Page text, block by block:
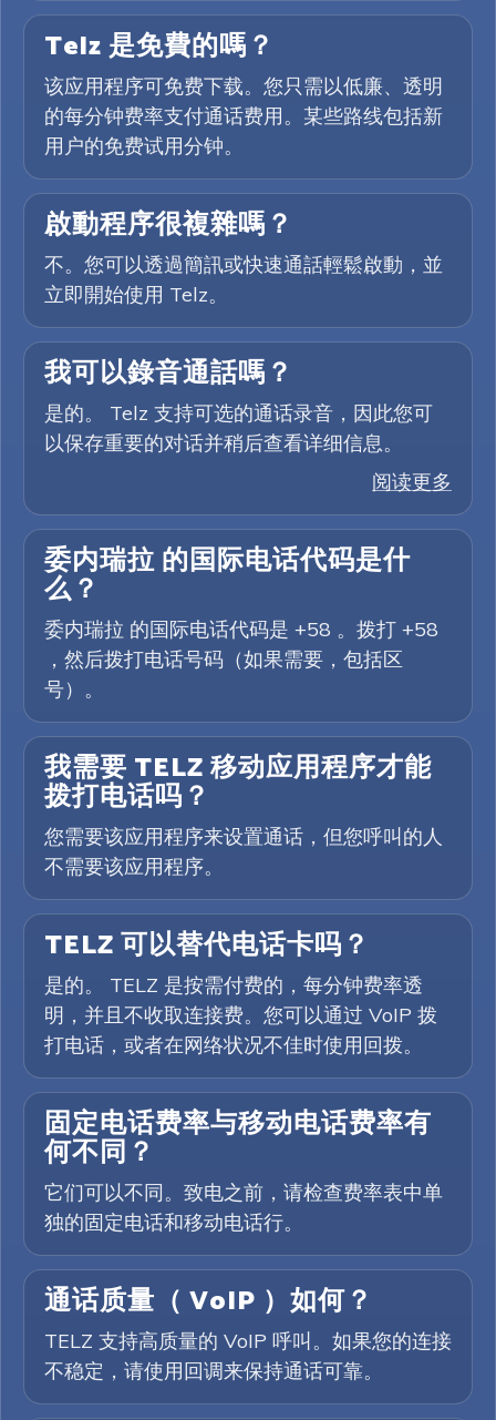
Telz 是免費的嗎？
该应用程序可免费下载。您只需以低廉、透明
的每分钟费率支付通话费用。某些路线包括新
用户的免费试用分钟。
啟動程序很複雜嗎？
不。您可以透過簡訊或快速通話輕鬆啟動，並
立即開始使用 Telz。
我可以錄音通話嗎？
是的。 Telz 支持可选的通话录音，因此您可
以保存重要的对话并稍后查看详细信息。
阅读更多
委内瑞拉 的国际电话代码是什
么？
委内瑞拉 的国际电话代码是 +58 。拨打 +58
，然后拨打电话号码（如果需要，包括区
号）。
我需要 TELZ 移动应用程序才能
拨打电话吗？
您需要该应用程序来设置通话，但您呼叫的人
不需要该应用程序。
TELZ 可以替代电话卡吗？
是的。 TELZ 是按需付费的，每分钟费率透
明，并且不收取连接费。您可以通过 VoIP 拨
打电话，或者在网络状况不佳时使用回拨。
固定电话费率与移动电话费率有
何不同？
它们可以不同。致电之前，请检查费率表中单
独的固定电话和移动电话行。
通话质量（ VoIP ）如何？
TELZ 支持高质量的 VoIP 呼叫。如果您的连接
不稳定，请使用回调来保持通话可靠。